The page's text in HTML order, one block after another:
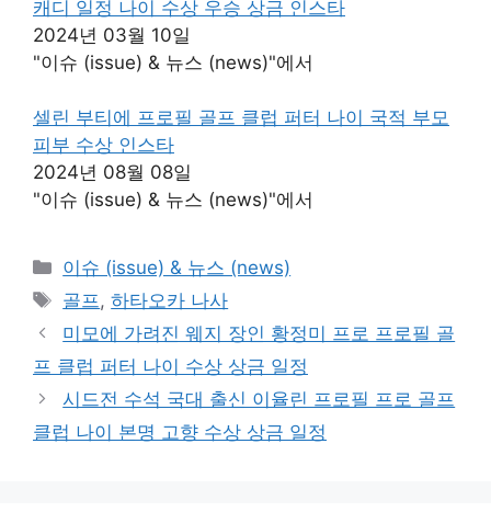
캐디 일정 나이 수상 우승 상금 인스타
2024년 03월 10일
"이슈 (issue) & 뉴스 (news)"에서
셀린 부티에 프로필 골프 클럽 퍼터 나이 국적 부모
피부 수상 인스타
2024년 08월 08일
"이슈 (issue) & 뉴스 (news)"에서
카
테
리
이슈 (issue) & 뉴스 (news)
태
그
골프,하타오카 나사
미모에 가려진 웨지 장인 황정미 프로 프로필 골
프 클럽 퍼터 나이 수상 상금 일정
시드전 수석 국대 출신 이율린 프로필 프로 골프
클럽 나이 본명 고향 수상 상금 일정